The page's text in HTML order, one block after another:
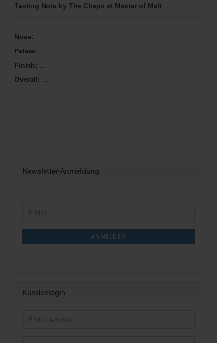
Tasting Note by The Chaps at Master of Malt
Nose:
Palate:
Finish:
Overall:
Newsletter-Anmeldung
ANMELDEN
Kundenlogin